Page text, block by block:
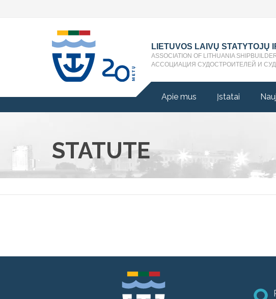
LIETUVOS LAIVŲ STATYTOJŲ
ASSOCIATION OF LITHUANIA
АССОЦИАЦИЯ СУДОСТРОИТЕЛЕЙ И
Apie mus Įstatai
STATUTE